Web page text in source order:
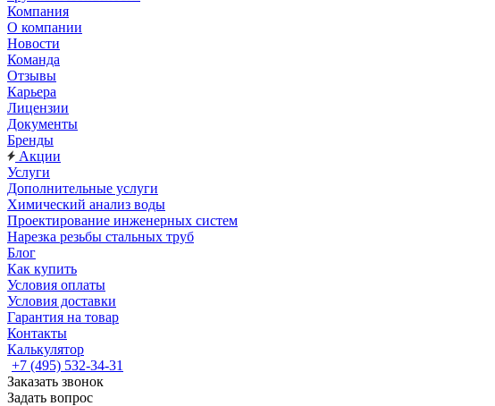
Компания
О компании
Новости
Команда
Отзывы
Карьера
Лицензии
Документы
Бренды
Акции
Услуги
Дополнительные услуги
Химический анализ воды
Проектирование инженерных систем
Нарезка резьбы стальных труб
Блог
Как купить
Условия оплаты
Условия доставки
Гарантия на товар
Контакты
Калькулятор
+7 (495) 532‑34‑31
Заказать звонок
Задать вопрос